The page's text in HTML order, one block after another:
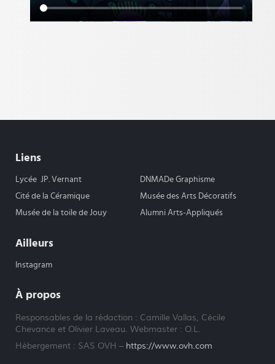
Liens
Lycée JP. Vernant
DNMADe Graphisme
Cité de la Céramique
Musée des Arts Décoratifs
Musée de la toile de Jouy
Alumni Arts-Appliqués
Ailleurs
Instagram
À propos
Responsables de la rédaction : Camille Vallas, Cécile
Chevance et Olivier Laveau. Webmaster : O.L.
Hébergement : SAS OVH – https://www.ovh.com